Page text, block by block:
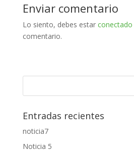
Enviar comentario
Lo siento, debes estar conectado
comentario.
Entradas recientes
noticia7
Noticia 5